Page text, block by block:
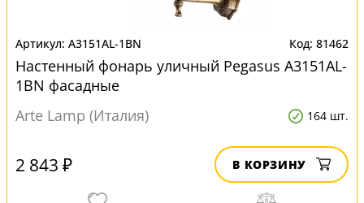
A3151AL-1BN 81462
Настенный фонарь уличный Pegasus A3151AL-
1BN фасадные
Arte Lamp (Италия)
164 шт.
2 843 ₽ В КОРЗИНУ